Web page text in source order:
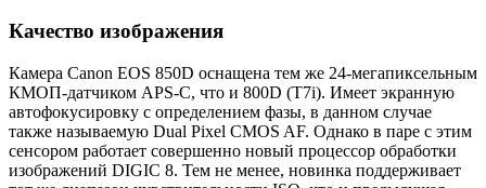
Качество изображения
Камера Canon EOS 850D оснащена тем же 24-мегапиксельным
КМОП-датчиком APS-C, что и 800D (T7i). Имеет экранную
автофокусировку с определением фазы, в данном случае
также называемую Dual Pixel CMOS AF. Однако в паре с этим
сенсором работает совершенно новый процессор обработки
изображений DIGIC 8. Тем не менее, новинка поддерживает